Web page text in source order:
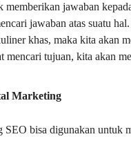
jawaban
jawaban atas suatu
khas, maka kita akan
mencari tujuan, kita akan
Marketing
bisa digunakan untuk